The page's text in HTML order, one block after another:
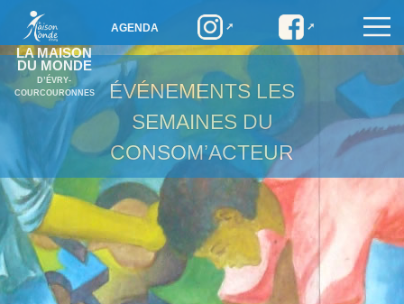
LA MAISON
DU MONDE
D’ÉVRY-
COURCOURONNES
AGENDA
ÉVÉNEMENTS LES
SEMAINES DU
CONSOM’ACTEUR